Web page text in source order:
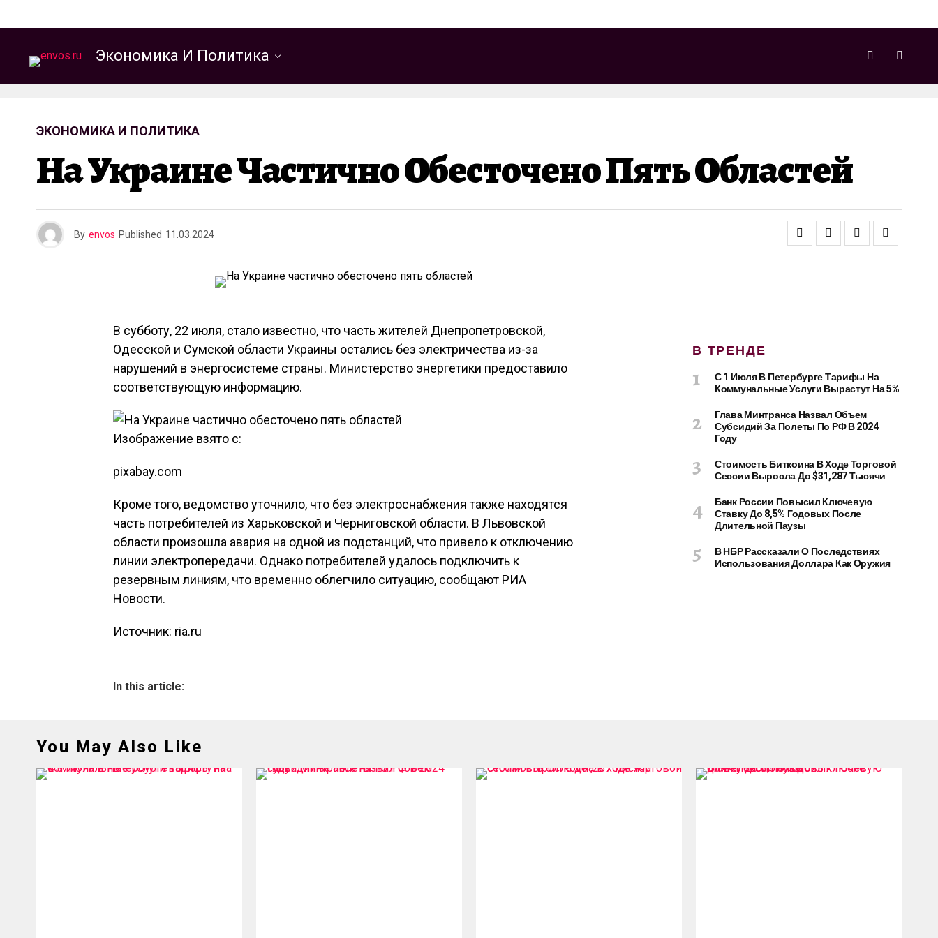
Экономика И Политика
ЭКОНОМИКА И ПОЛИТИКА
На Украине Частично Обесточено Пять Областей
By envos Published 11.03.2024
В субботу, 22 июля, стало известно, что часть жителей Днепропетровской,
Одесской и Сумской области Украины остались без электричества из-за
нарушений в энергосистеме страны. Министерство энергетики предоставило
соответствующую информацию.
Изображение взято с:
pixabay.com
Кроме того, ведомство уточнило, что без электроснабжения также находятся
часть потребителей из Харьковской и Черниговской области. В Львовской
области произошла авария на одной из подстанций, что привело к отключению
линии электропередачи. Однако потребителей удалось подключить к
резервным линиям, что временно облегчило ситуацию, сообщают РИА
Новости.
Источник: ria.ru
In this article:
В ТРЕНДЕ
С 1 Июля В Петербурге Тарифы На
Коммунальные Услуги Вырастут На 5%
Глава Минтранса Назвал Объем
Субсидий За Полеты По РФ В 2024
Году
Стоимость Биткоина В Ходе Торговой
Сессии Выросла До $31,287 Тысячи
Банк России Повысил Ключевую
Ставку До 8,5% Годовых После
Длительной Паузы
В НБР Рассказали О Последствиях
Использования Доллара Как Оружия
You May Also Like